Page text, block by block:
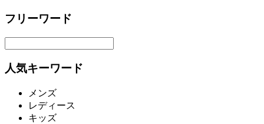
フリーワード
人気キーワード
メンズ
レディース
キッズ